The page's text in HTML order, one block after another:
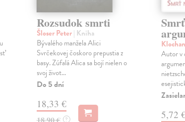
Rozsudok smrti
Šloser Peter| Kniha
Bývalého manžela Alici
Svrčekovej čoskoro prepustia z
basy. Zúfalá Alica sa bojí nielen o
svoj život...
Do 5 dní
18,33 €
?
Autor v
5,72